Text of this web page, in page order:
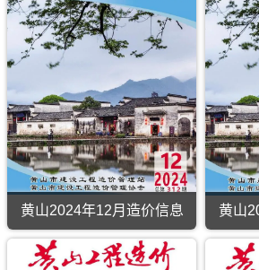
黄山2024年12月造价信息 黄山